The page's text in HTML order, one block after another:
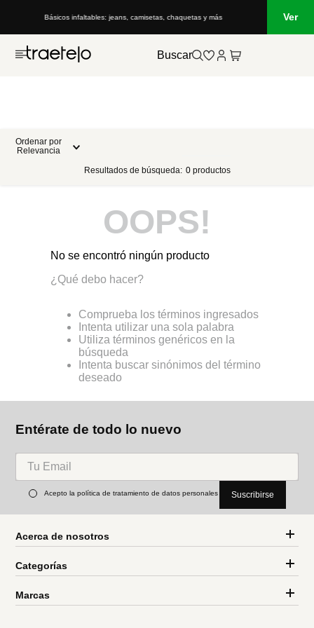
Básicos infaltables: jeans, camisetas, chaquetas y más Ver
Buscar
Ordenar por
Relevancia
Resultados de búsqueda: 0 productos
OOPS!
No se encontró ningún producto
¿Qué debo hacer?
Comprueba los términos ingresados
Intenta utilizar una sola palabra
Utiliza términos genéricos en la
búsqueda
Intenta buscar sinónimos del término
deseado
Entérate de todo lo nuevo
Acepto la política de tratamiento de datos personales Suscribirse
Acerca de nosotros
Categorías
Marcas